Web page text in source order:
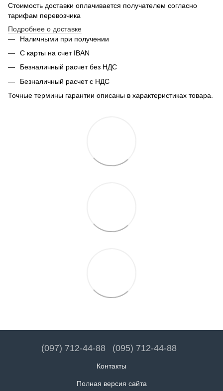
Стоимость доставки оплачивается получателем согласно
тарифам перевозчика
Подробнее о доставке
Наличными при получении
С карты на счет IBAN
Безналичный расчет без НДС
Безналичный расчет с НДС
Точные термины гарантии описаны в характеристиках товара.
(097) 712-44-88 (095) 712-44-88
Контакты
Полная версия сайта